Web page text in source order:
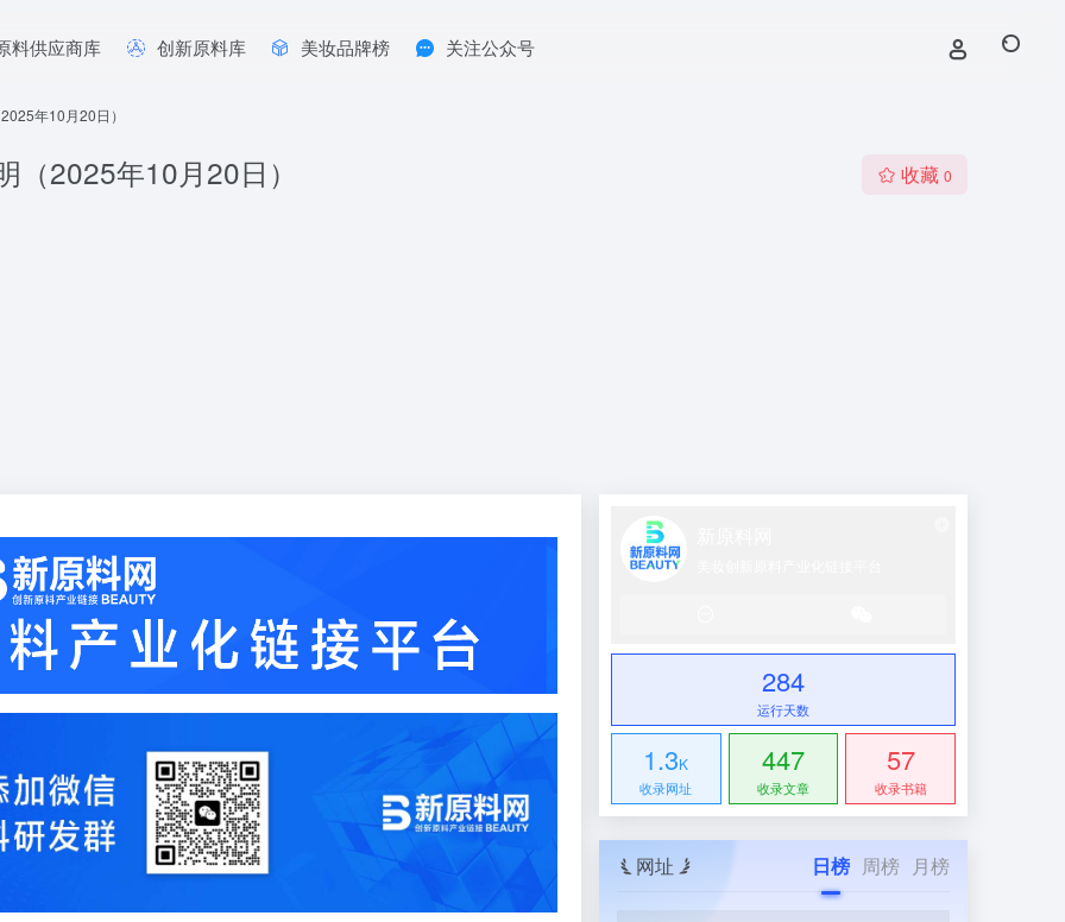
料供应商库 创新原料库 美妆品牌榜 关注公众号
年10月20日）
（2025年10月20日） 收藏 0
284
运行天数
1.3K
收录网址
447
收录文章
57
收录书籍
网址 日榜 周榜 月榜